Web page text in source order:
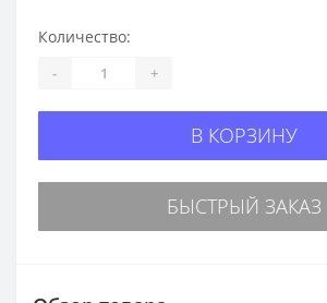
Количество:
- +
В КОРЗИНУ
БЫСТРЫЙ ЗАКАЗ